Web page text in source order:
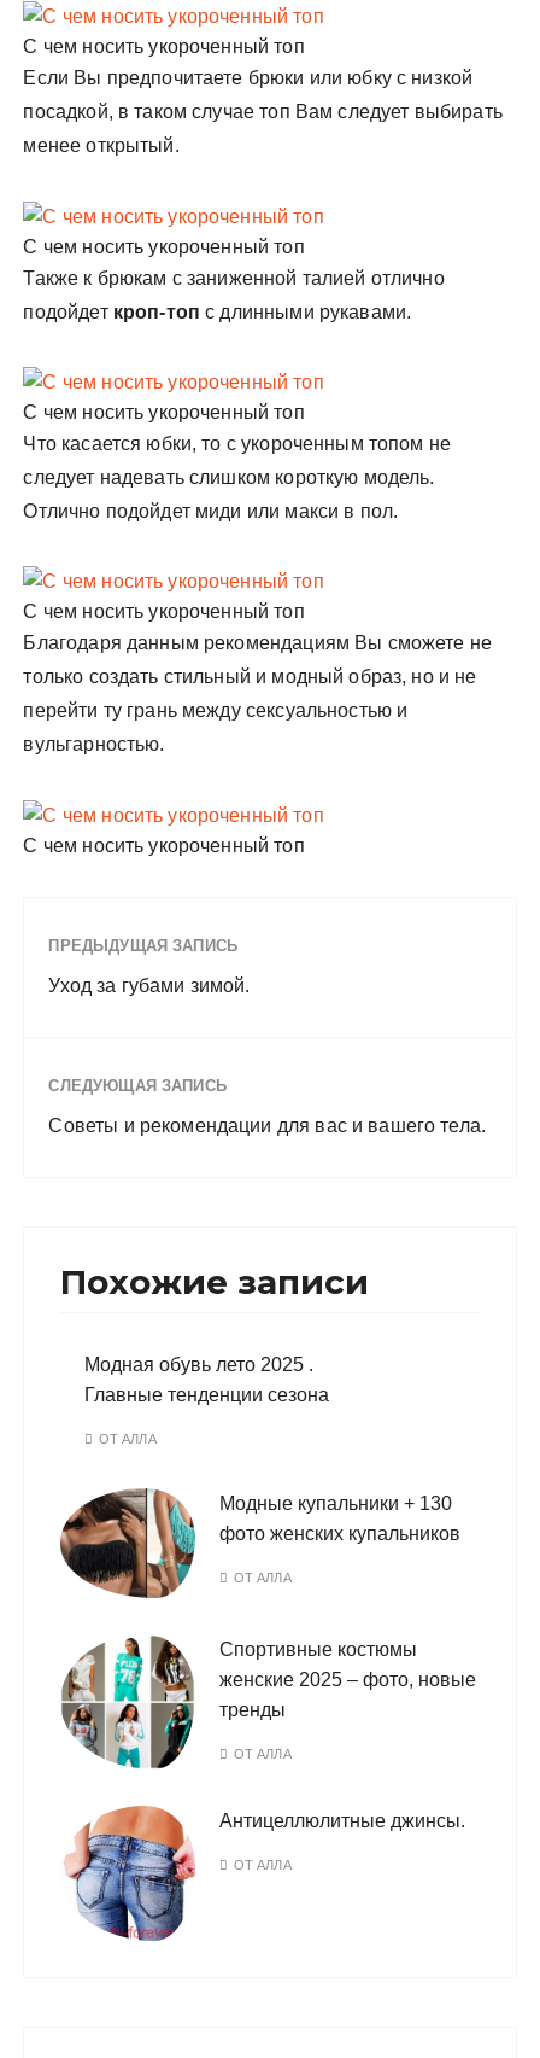
С чем носить укороченный топ
Если Вы предпочитаете брюки или юбку с низкой
посадкой, в таком случае топ Вам следует выбирать
менее открытый.
С чем носить укороченный топ
Также к брюкам с заниженной талией отлично
подойдеткроп-топ с длинными рукавами.
С чем носить укороченный топ
Что касается юбки, то с укороченным топом не
следует надевать слишком короткую модель.
Отлично подойдет миди или макси в пол.
С чем носить укороченный топ
Благодаря данным рекомендациям Вы сможете не
только создать стильный и модный образ, но и не
перейти ту грань между сексуальностью и
вульгарностью.
С чем носить укороченный топ
ПРЕДЫДУЩАЯ ЗАПИСЬ
Уход за губами зимой.
СЛЕДУЮЩАЯ ЗАПИСЬ
Советы и рекомендации для вас и вашего тела.
Похожие записи
Модная обувь лето 2025 .
Главные тенденции сезона
ОТАЛЛА
Модные купальники + 130
фото женских купальников
ОТАЛЛА
Спортивные костюмы
женские 2025 – фото, новые
тренды
ОТАЛЛА
Антицеллюлитные джинсы.
ОТАЛЛА